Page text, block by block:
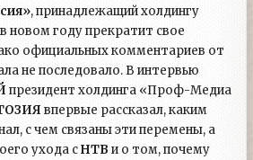
, принадлежащий холдингу
в новом году прекратит свое
официальных комментариев от
не последовало. В интервью
президент холдинга «Проф-Медиа
впервые рассказал, каким
с чем связаны эти перемены, а
ухода сНТВ и о том, почему